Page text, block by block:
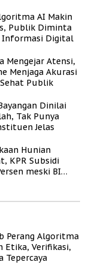
AI Makin
Publik Diminta
Informasi Digital
Mengejar Atensi,
Menjaga Akurasi
Publik
Dinilai
Tak Punya
Jelas
Hunian
KPR Subsidi
meski BI
Perang Algoritma
Etika, Verifikasi,
Tepercaya